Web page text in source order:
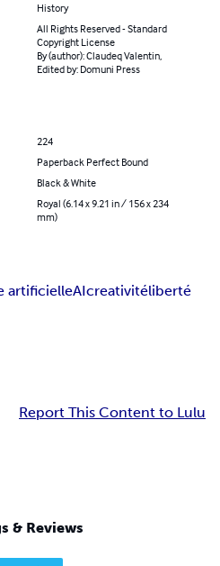
History
All Rights Reserved - Standard
Copyright License
By (author): Claudeq Valentin,
Edited by: Domuni Press
224
Paperback Perfect Bound
Black & White
Royal (6.14 x 9.21 in / 156 x 234
mm)
artificielleAIcreativitéliberté
Report This Content to Lulu
& Reviews